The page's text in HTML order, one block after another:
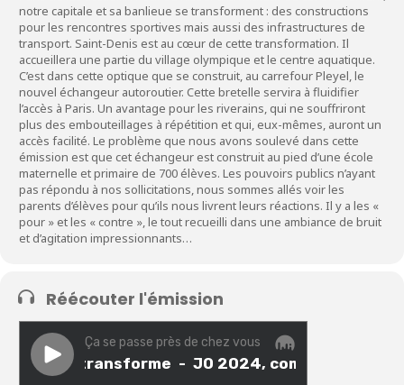
notre capitale et sa banlieue se transforment : des constructions
pour les rencontres sportives mais aussi des infrastructures de
transport. Saint-Denis est au cœur de cette transformation. Il
accueillera une partie du village olympique et le centre aquatique.
C’est dans cette optique que se construit, au carrefour Pleyel, le
nouvel échangeur autoroutier. Cette bretelle servira à fluidifier
l’accès à Paris. Un avantage pour les riverains, qui ne souffriront
plus des embouteillages à répétition et qui, eux-mêmes, auront un
accès facilité. Le problème que nous avons soulevé dans cette
émission est que cet échangeur est construit au pied d’une école
maternelle et primaire de 700 élèves. Les pouvoirs publics n’ayant
pas répondu à nos sollicitations, nous sommes allés voir les
parents d’élèves pour qu’ils nous livrent leurs réactions. Il y a les «
pour » et les « contre », le tout recueilli dans une ambiance de bruit
et d’agitation impressionnants…
Réécouter l'émission